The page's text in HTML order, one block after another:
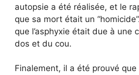
autopsie a été réalisée, et le
que sa mort était un
que l’asphyxie était due à une
dos et du cou.
Finalement, il a été prouvé que